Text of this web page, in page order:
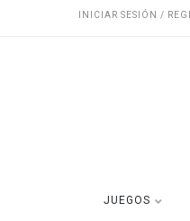
INICIAR SESIÓN /
JUEGOS